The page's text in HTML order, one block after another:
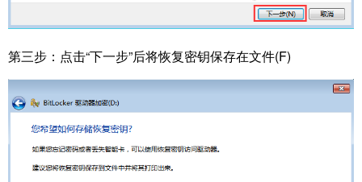
第三步： 点击“下一步”后将恢复密钥保存在文件(F)